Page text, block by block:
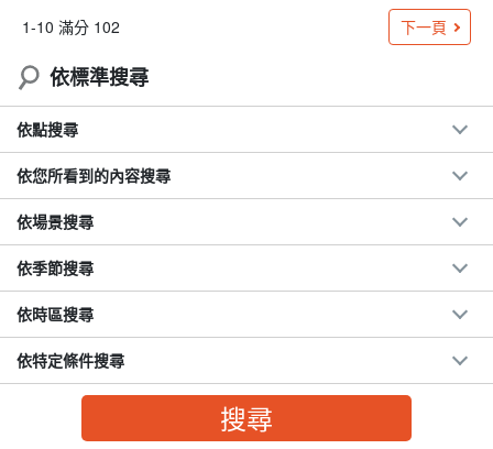
1-10 滿分 102 下一頁
依標準搜尋
依點搜尋
依您所看到的內容搜尋
依場景搜尋
依季節搜尋
依時區搜尋
依特定條件搜尋